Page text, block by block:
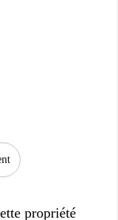
propriété